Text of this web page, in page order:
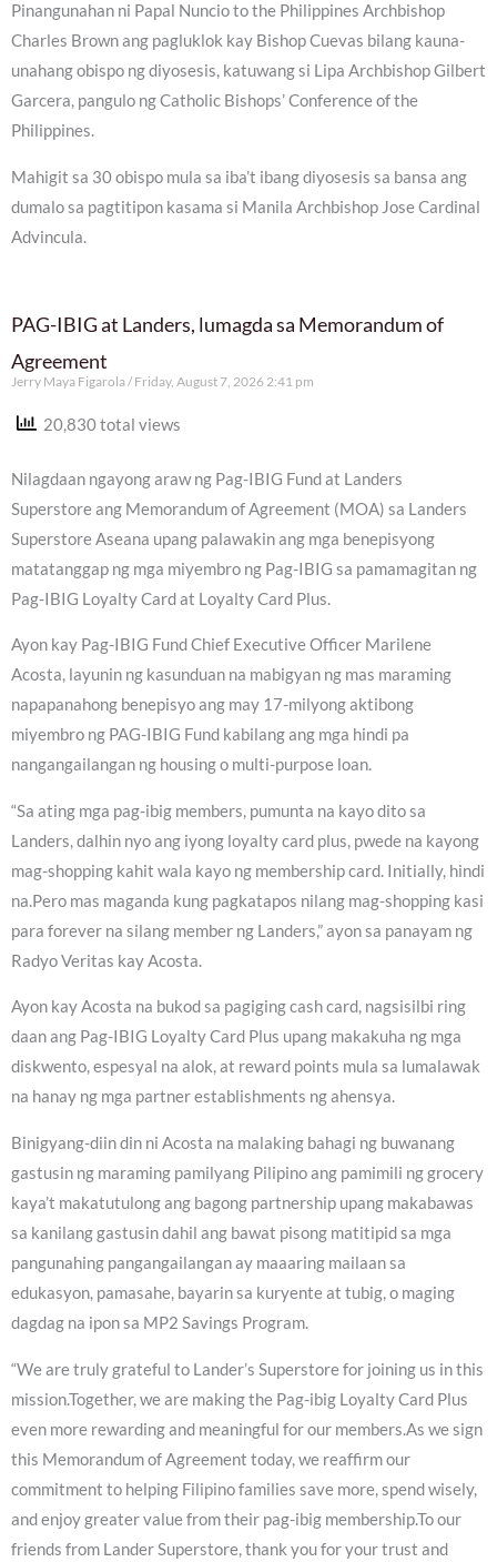
Pinangunahan ni Papal Nuncio to the Philippines Archbishop
Charles Brown ang pagluklok kay Bishop Cuevas bilang kauna-
unahang obispo ng diyosesis, katuwang si Lipa Archbishop Gilbert
Garcera, pangulo ng Catholic Bishops’ Conference of the
Philippines.
Mahigit sa 30 obispo mula sa iba’t ibang diyosesis sa bansa ang
dumalo sa pagtitipon kasama si Manila Archbishop Jose Cardinal
Advincula.
PAG-IBIG at Landers, lumagda sa Memorandum of
Agreement
Jerry Maya Figarola Friday, August 7, 2026 2:41 pm
20,830 total views
Nilagdaan ngayong araw ng Pag-IBIG Fund at Landers
Superstore ang Memorandum of Agreement (MOA) sa Landers
Superstore Aseana upang palawakin ang mga benepisyong
matatanggap ng mga miyembro ng Pag-IBIG sa pamamagitan ng
Pag-IBIG Loyalty Card at Loyalty Card Plus.
Ayon kay Pag-IBIG Fund Chief Executive Officer Marilene
Acosta, layunin ng kasunduan na mabigyan ng mas maraming
napapanahong benepisyo ang may 17-milyong aktibong
miyembro ng PAG-IBIG Fund kabilang ang mga hindi pa
nangangailangan ng housing o multi-purpose loan.
“Sa ating mga pag-ibig members, pumunta na kayo dito sa
Landers, dalhin nyo ang iyong loyalty card plus, pwede na kayong
mag-shopping kahit wala kayo ng membership card. Initially, hindi
na.Pero mas maganda kung pagkatapos nilang mag-shopping kasi
para forever na silang member ng Landers,” ayon sa panayam ng
Radyo Veritas kay Acosta.
Ayon kay Acosta na bukod sa pagiging cash card, nagsisilbi ring
daan ang Pag-IBIG Loyalty Card Plus upang makakuha ng mga
diskwento, espesyal na alok, at reward points mula sa lumalawak
na hanay ng mga partner establishments ng ahensya.
Binigyang-diin din ni Acosta na malaking bahagi ng buwanang
gastusin ng maraming pamilyang Pilipino ang pamimili ng grocery
kaya’t makatutulong ang bagong partnership upang makabawas
sa kanilang gastusin dahil ang bawat pisong matitipid sa mga
pangunahing pangangailangan ay maaaring mailaan sa
edukasyon, pamasahe, bayarin sa kuryente at tubig, o maging
dagdag na ipon sa MP2 Savings Program.
“We are truly grateful to Lander’s Superstore for joining us in this
mission.Together, we are making the Pag-ibig Loyalty Card Plus
even more rewarding and meaningful for our members.As we sign
this Memorandum of Agreement today, we reaffirm our
commitment to helping Filipino families save more, spend wisely,
and enjoy greater value from their pag-ibig membership.To our
friends from Lander Superstore, thank you for your trust and